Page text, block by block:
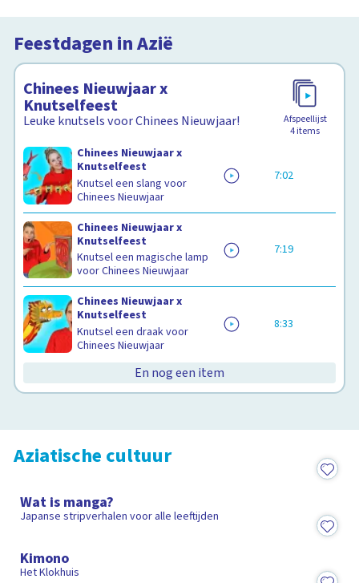
Feestdagen in Azië
Chinees Nieuwjaar x
Knutselfeest
Leuke knutsels voor Chinees Nieuwjaar!
Afspeellijst
4items
Chinees Nieuwjaar x
Knutselfeest
Knutsel een slang voor
Chinees Nieuwjaar
7:02
Chinees Nieuwjaar x
Knutselfeest
Knutsel een magische lamp
voor Chinees Nieuwjaar
7:19
Chinees Nieuwjaar x
Knutselfeest
Knutsel een draak voor
Chinees Nieuwjaar
8:33
En nog een item
Wat is Chinees Nieuwjaar?
Clipphanger 1:25
Aziatische cultuur
Wat is manga?
Japanse stripverhalen voor alle leeftijden
Kimono
Het Klokhuis